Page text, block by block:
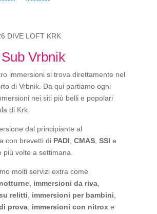
DIVE LOFT KRK
Vrbnik
immersioni si trova direttamente nel
di Vrbnik. Da qui partiamo ogni
nei siti più belli e popolari
di Krk.
dal principiante al
con brevetti di PADI CMAS, SSI e
più volte a settimana.
molti servizi extra come
, immersioni da riva,
relitti
immersioni per bambini
prova, immersioni con nitroxe